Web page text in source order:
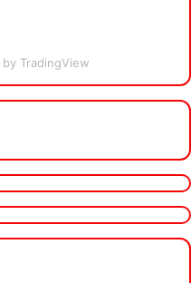
by TradingView